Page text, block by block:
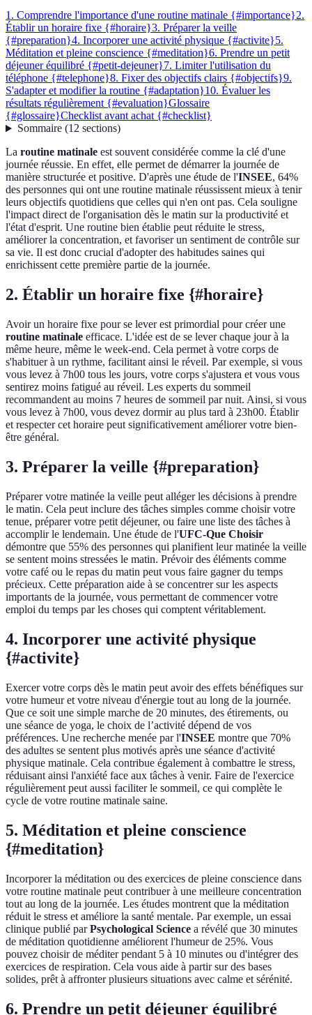
1. Comprendre l'importance d'une routine matinale {#importance}2.
Établir un horaire fixe {#horaire}3. Préparer la veille
{#preparation}4. Incorporer une activité physique {#activite}5.
Méditation et pleine conscience {#meditation}6. Prendre un petit
déjeuner équilibré {#petit-dejeuner}7. Limiter l'utilisation du
téléphone {#telephone}8. Fixer des objectifs clairs {#objectifs}9.
S'adapter et modifier la routine {#adaptation}10. Évaluer les
résultats régulièrement {#evaluation}Glossaire
{#glossaire}Checklist avant achat {#checklist}
Sommaire(12 sections)
La routine matinale est souvent considérée comme la clé d'une
journée réussie. En effet, elle permet de démarrer la journée de
manière structurée et positive. D'après une étude de l'INSEE, 64%
des personnes qui ont une routine matinale réussissent mieux à tenir
leurs objectifs quotidiens que celles qui n'en ont pas. Cela souligne
l'impact direct de l'organisation dès le matin sur la productivité et
l'état d'esprit. Une routine bien établie peut réduite le stress,
améliorer la concentration, et favoriser un sentiment de contrôle sur
sa vie. Il est donc crucial d'adopter des habitudes saines qui
enrichissent cette première partie de la journée.
2. Établir un horaire fixe {#horaire}
Avoir un horaire fixe pour se lever est primordial pour créer une
routine matinale efficace. L'idée est de se lever chaque jour à la
même heure, même le week-end. Cela permet à votre corps de
s'habituer à un rythme, facilitant ainsi le réveil. Par exemple, si vous
vous levez à 7h00 tous les jours, votre corps s'ajustera et vous vous
sentirez moins fatigué au réveil. Les experts du sommeil
recommandent au moins 7 heures de sommeil par nuit. Ainsi, si vous
vous levez à 7h00, vous devez dormir au plus tard à 23h00. Établir
et respecter cet horaire peut significativement améliorer votre bien-
être général.
3. Préparer la veille {#preparation}
Préparer votre matinée la veille peut alléger les décisions à prendre
le matin. Cela peut inclure des tâches simples comme choisir votre
tenue, préparer votre petit déjeuner, ou faire une liste des tâches à
accomplir le lendemain. Une étude de l'UFC-Que Choisir
démontre que 55% des personnes qui planifient leur matinée la veille
se sentent moins stressées le matin. Prévoir des éléments comme
votre café ou le repas du matin peut vous faire gagner du temps
précieux. Cette préparation aide à se concentrer sur les aspects
importants de la journée, vous permettant de commencer votre
emploi du temps par les choses qui comptent véritablement.
4. Incorporer une activité physique
{#activite}
Exercer votre corps dès le matin peut avoir des effets bénéfiques sur
votre humeur et votre niveau d'énergie tout au long de la journée.
Que ce soit une simple marche de 20 minutes, des étirements, ou
une séance de yoga, le choix de l’activité dépend de vos
préférences. Une recherche menée par l'INSEE montre que 70%
des adultes se sentent plus motivés après une séance d'activité
physique matinale. Cela contribue également à combattre le stress,
réduisant ainsi l'anxiété face aux tâches à venir. Faire de l'exercice
régulièrement peut aussi faciliter le sommeil, ce qui complète le
cycle de votre routine matinale saine.
5. Méditation et pleine conscience
{#meditation}
Incorporer la méditation ou des exercices de pleine conscience dans
votre routine matinale peut contribuer à une meilleure concentration
tout au long de la journée. Les études montrent que la méditation
réduit le stress et améliore la santé mentale. Par exemple, un essai
clinique publié parPsychological Science a révélé que 30 minutes
de méditation quotidienne améliorent l'humeur de 25%. Vous
pouvez choisir de méditer pendant 5 à 10 minutes ou d'intégrer des
exercices de respiration. Cela vous aide à partir sur des bases
solides, prêt à affronter plusieurs situations avec calme et sérénité.
6. Prendre un petit déjeuner équilibré